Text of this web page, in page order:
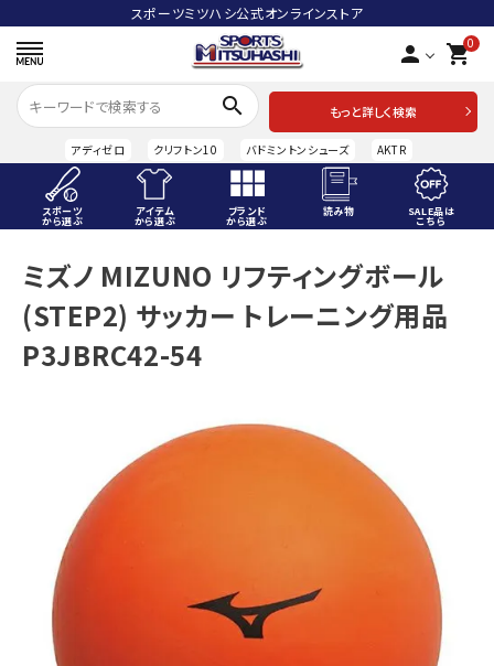
スポーツミツハシ公式オンラインストア
person 0
shopping_cart
search
もっと詳しく検索
アディゼロ クリフトン10 バドミントンシューズ AKTR
スポーツ
から選ぶ
アイテム
から選ぶ
ブランド
から選ぶ
読み物 SALE品は
こちら
ACCOUNT MENU
ようこそ ゲスト 様
meeting_room ログイン person
アイテムから選ぶ
ブランドから選ぶ
SALE品はこちら
INFORMATIOM
ミズノ MIZUNO リフティングボール
(STEP2) サッカー トレーニング用品
P3JBRC42-54